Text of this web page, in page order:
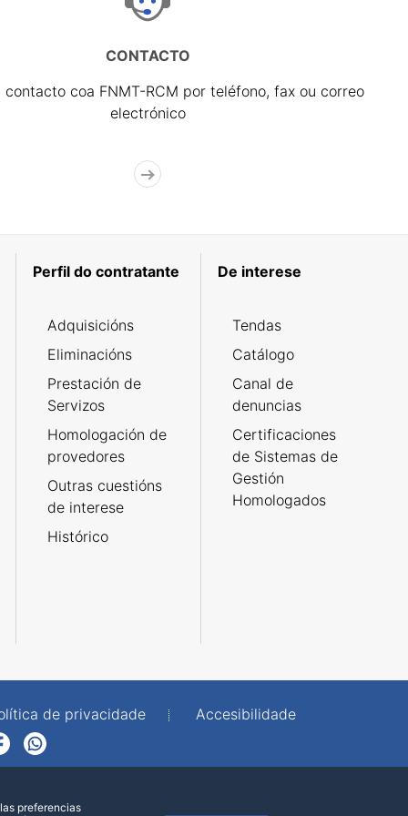
CONTACTO
contacto coa FNMT-RCM por teléfono, fax ou correo
electrónico
Perfil do contratante
Adquisicións
Eliminacións
Prestación de
Servizos
Homologación de
provedores
Outras cuestións
de interese
Histórico
De interese
Tendas
Catálogo
Canal de
denuncias
Certificaciones
de Sistemas de
Gestión
Homologados
de privacidade
Accesibilidade
preferencias